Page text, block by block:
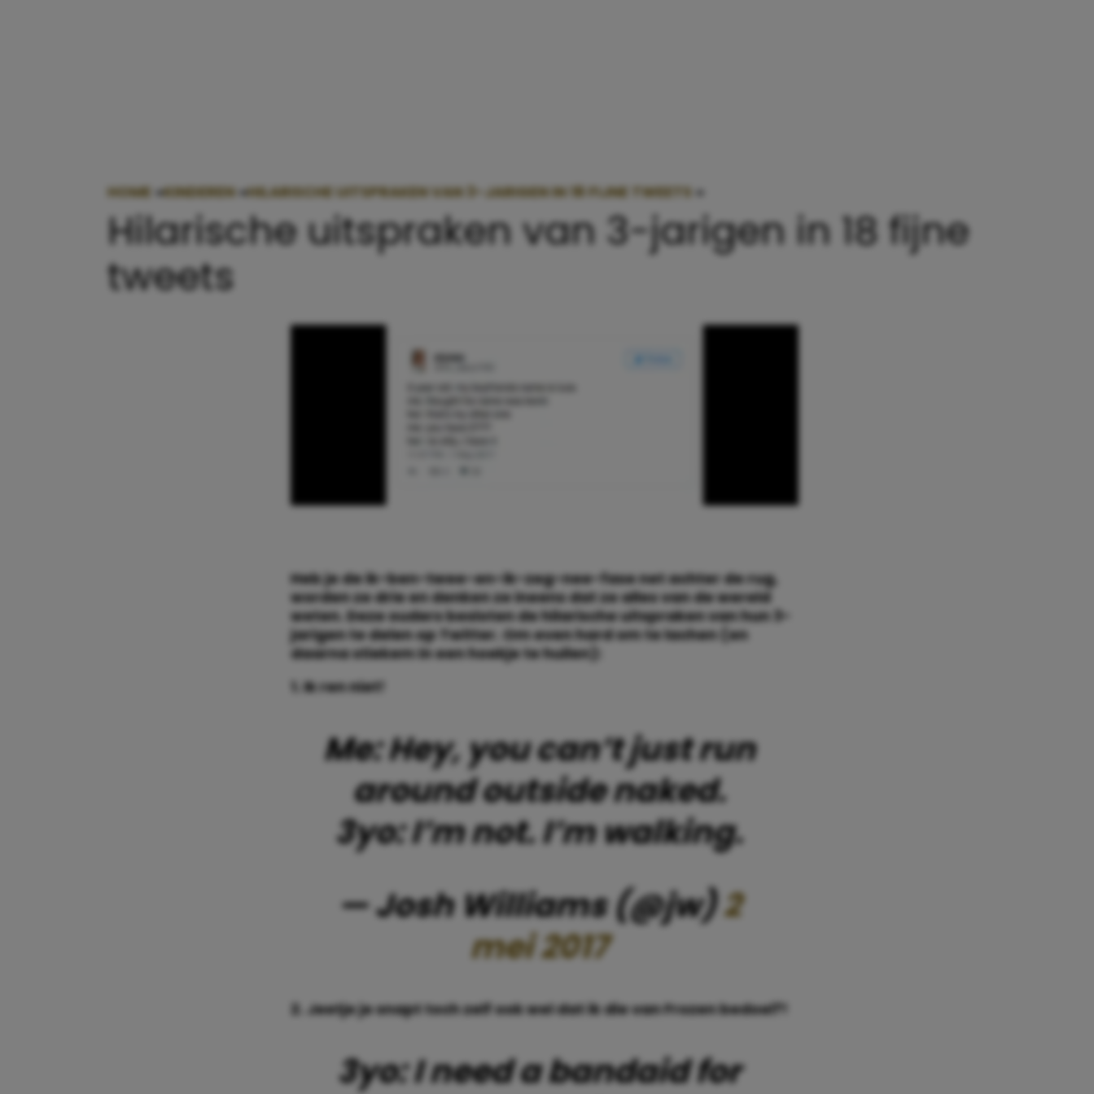
HOME »KINDEREN »HILARISCHE UITSPRAKEN VAN 3-JARIGEN IN 18 FIJNE TWEETS »
Hilarische uitspraken van 3-jarigen in 18 fijne
tweets
Heb je de ik-ben-twee-en-ik-zeg-nee-fase net achter de rug,
worden ze drie en denken ze ineens dat ze alles van de wereld
weten. Deze ouders besloten de hilarische uitspraken van hun 3-
jarigen te delen op Twitter. Om even hard om te lachen (en
daarna stiekem in een hoekje te huilen):
1. Ik ren niet!
Me: Hey, you can’t just run
around outside naked.
3yo: I’m not. I’m walking.
— Josh Williams (@jw)2
mei 2017
2. Jeetje je snapt toch zelf ook wel dat ik die van Frozen bedoel?!
3yo: I need a bandaid for